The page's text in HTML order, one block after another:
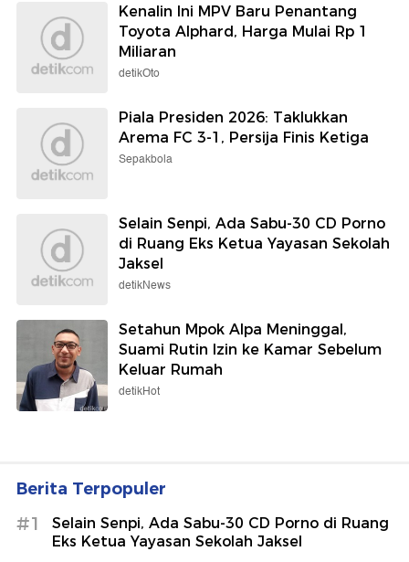
Kenalin Ini MPV Baru Penantang
Toyota Alphard, Harga Mulai Rp 1
Miliaran
detikOto
Piala Presiden 2026: Taklukkan
Arema FC 3-1, Persija Finis Ketiga
Sepakbola
Selain Senpi, Ada Sabu-30 CD Porno
di Ruang Eks Ketua Yayasan Sekolah
Jaksel
detikNews
Setahun Mpok Alpa Meninggal,
Suami Rutin Izin ke Kamar Sebelum
Keluar Rumah
detikHot
Berita Terpopuler
#1
Selain Senpi, Ada Sabu-30 CD Porno di Ruang
Eks Ketua Yayasan Sekolah Jaksel